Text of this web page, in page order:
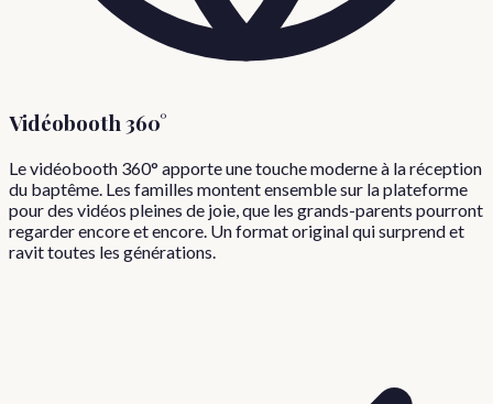
Vidéobooth 360°
Le vidéobooth 360° apporte une touche moderne à la réception
du baptême. Les familles montent ensemble sur la plateforme
pour des vidéos pleines de joie, que les grands-parents pourront
regarder encore et encore. Un format original qui surprend et
ravit toutes les générations.